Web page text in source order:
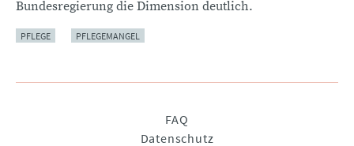
Bundesregierung die Dimension deutlich.
PFLEGE PFLEGEMANGEL
FAQ
Datenschutz